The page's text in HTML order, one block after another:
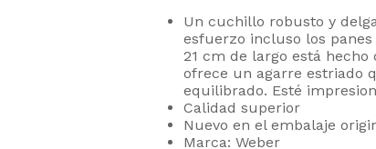
Un cuchillo robusto y
esfuerzo incluso los
21 cm de largo está
ofrece un agarre estriado
equilibrado. Esté
Calidad superior
Nuevo en el embalaje
Marca: Weber